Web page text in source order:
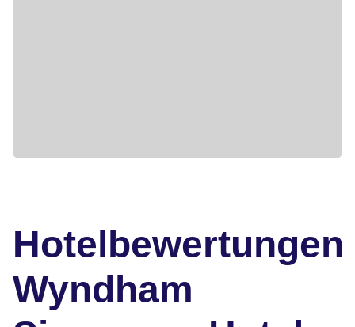
Hotelbewertungen
Wyndham